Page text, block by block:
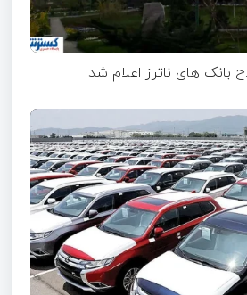
بانک های ناتراز اعلام شد